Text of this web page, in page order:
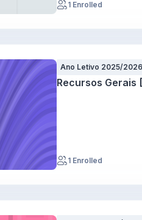
1 Enrolled
Ano Letivo 2025/2026
Recursos Gerais
1 Enrolled